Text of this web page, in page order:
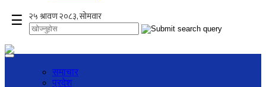
☰
समाचार
प्रदेश